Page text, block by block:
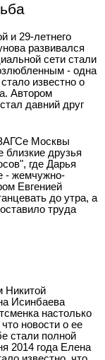
и 29-летнего
развивался
сети стали
- одна
известно о
Автором
давний друг
Москвы
друзья
где Дарья
- жемчужно-
Евгенией
до утра, а
труда
Никитой
Исинбаева
настолько
новости о ее
стали полной
2014 года Елена